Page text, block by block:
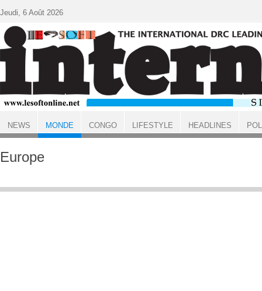
ACCUEIL MONDE
Europe
Jeudi, 6 Août 2026
NEWS MONDE CONGO LIFESTYLE HEADLINES